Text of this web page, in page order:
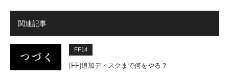
関連記事
FF14
[FF]追加ディスクまで何をやる？